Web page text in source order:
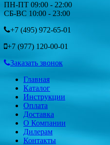
ПН-ПТ 09:00 - 22:00
СБ-ВС 10:00 - 23:00
+7 (495) 972-65-01
+7 (977) 120-00-01
Заказать звонок
Главная
Каталог
Инструкции
Оплата
Доставка
О Компании
Дилерам
Контакты